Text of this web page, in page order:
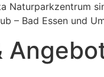
Naturparkzentrum
– Bad Essen und